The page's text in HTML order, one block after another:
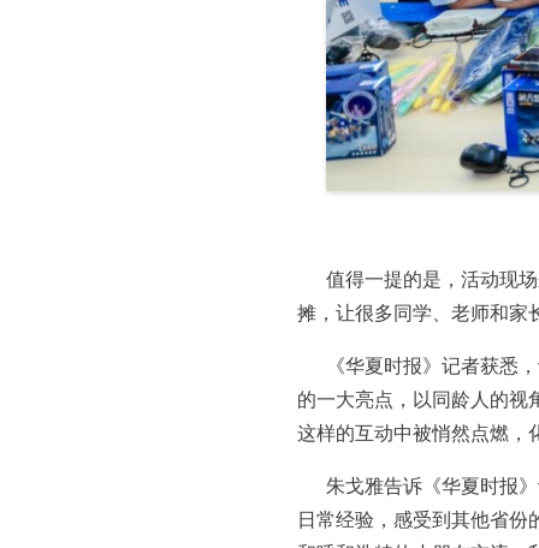
值得一提的是，活动现
摊，让很多同学、老师和家
《华夏时报》记者获悉
的一大亮点，以同龄人的视
这样的互动中被悄然点燃，
朱戈雅告诉《华夏时报
日常经验，感受到其他省